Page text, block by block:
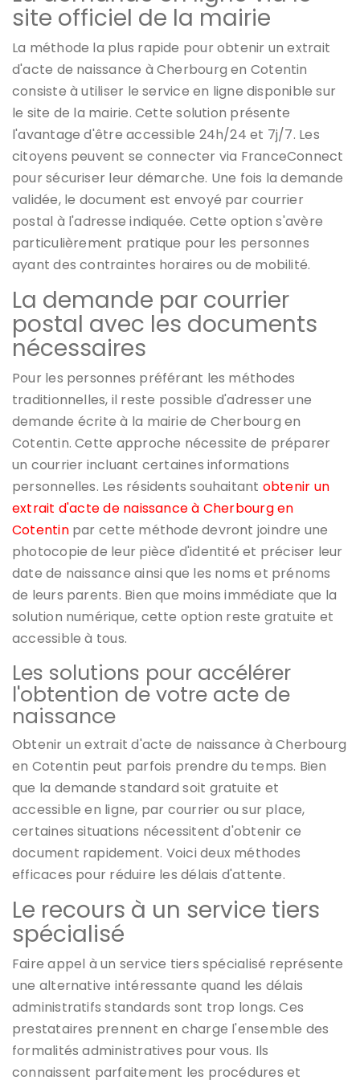
site officiel de la mairie
La méthode la plus rapide pour obtenir un extrait
d'acte de naissance à Cherbourg en Cotentin
consiste à utiliser le service en ligne disponible sur
le site de la mairie. Cette solution présente
l'avantage d'être accessible 24h/24 et 7j/7. Les
citoyens peuvent se connecter via FranceConnect
pour sécuriser leur démarche. Une fois la demande
validée, le document est envoyé par courrier
postal à l'adresse indiquée. Cette option s'avère
particulièrement pratique pour les personnes
ayant des contraintes horaires ou de mobilité.
La demande par courrier
postal avec les documents
nécessaires
Pour les personnes préférant les méthodes
traditionnelles, il reste possible d'adresser une
demande écrite à la mairie de Cherbourg en
Cotentin. Cette approche nécessite de préparer
un courrier incluant certaines informations
personnelles. Les résidents souhaitant obtenir un
extrait d'acte de naissance à Cherbourg en
Cotentinpar cette méthode devront joindre une
photocopie de leur pièce d'identité et préciser leur
date de naissance ainsi que les noms et prénoms
de leurs parents. Bien que moins immédiate que la
solution numérique, cette option reste gratuite et
accessible à tous.
Les solutions pour accélérer
l'obtention de votre acte de
naissance
Obtenir un extrait d'acte de naissance à Cherbourg
en Cotentin peut parfois prendre du temps. Bien
que la demande standard soit gratuite et
accessible en ligne, par courrier ou sur place,
certaines situations nécessitent d'obtenir ce
document rapidement. Voici deux méthodes
efficaces pour réduire les délais d'attente.
Le recours à un service tiers
spécialisé
Faire appel à un service tiers spécialisé représente
une alternative intéressante quand les délais
administratifs standards sont trop longs. Ces
prestataires prennent en charge l'ensemble des
formalités administratives pour vous. Ils
connaissent parfaitement les procédures et